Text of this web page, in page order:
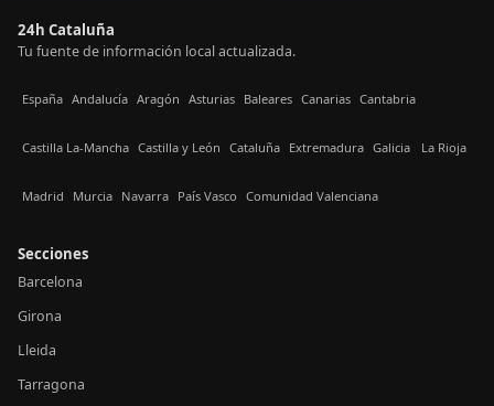
24h Cataluña
Tu fuente de información local actualizada.
España Andalucía Aragón Asturias Baleares Canarias Cantabria
Castilla La-Mancha Castilla y León Cataluña Extremadura Galicia La Rioja
Madrid Murcia Navarra País Vasco Comunidad Valenciana
Secciones
Barcelona
Girona
Lleida
Tarragona